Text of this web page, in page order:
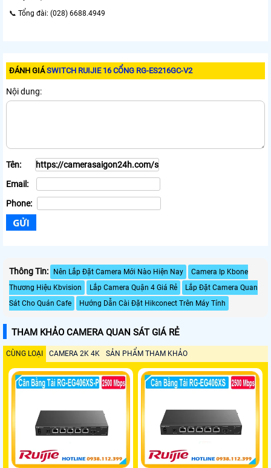
📞 Tổng đài: (028) 6688.4949
ĐÁNH GIÁSWITCH RUIJIE 16 CỔNG RG-ES216GC-V2
Nội dung:
Tên:
Email:
Phone:
Thông Tin: Nên Lắp Đặt Camera Mới Nào Hiện Nay
Camera Ip Kbone
Thương Hiệu Kbvision
Lắp Camera Quận 4 Giá Rẻ
Lắp Đặt Camera Quan
Sát Cho Quán Cafe
Hướng Dẫn Cài Đặt Hikconect Trên Máy Tính
THAM KHẢO CAMERA QUAN SÁT GIÁ RẺ
CÙNG LOẠI CAMERA 2K 4K SẢN PHẨM THAM KHẢO